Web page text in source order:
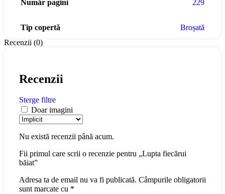
Număr pagini 229
Tip copertă
Broșată
Recenzii (0)
Recenzii
Sterge filtre
Doar imagini
Nu există recenzii până acum.
Fii primul care scrii o recenzie pentru „Lupta fiecărui
băiat”
Adresa ta de email nu va fi publicată. Câmpurile obligatorii
sunt marcate cu *